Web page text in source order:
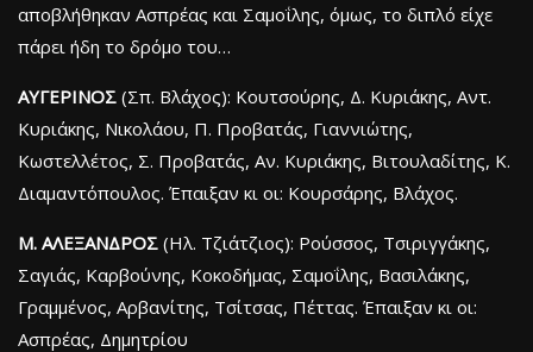
αποβλήθηκαν Ασπρέας και Σαμοΐλης, όμως, το διπλό είχε
πάρει ήδη το δρόμο του…
ΑΥΓΕΡΙΝΟΣ (Σπ. Βλάχος): Κουτσούρης, Δ. Κυριάκης, Αντ.
Κυριάκης, Νικολάου, Π. Προβατάς, Γιαννιώτης,
Κωστελλέτος, Σ. Προβατάς, Αν. Κυριάκης, Βιτουλαδίτης, Κ.
Διαμαντόπουλος. Έπαιξαν κι οι: Κουρσάρης, Βλάχος.
M. AΛΕΞΑΝΔΡΟΣ (Ηλ. Τζιάτζιος): Ρούσσος, Τσιριγγάκης,
Σαγιάς, Καρβούνης, Κοκοδήμας, Σαμοΐλης, Βασιλάκης,
Γραμμένος, Αρβανίτης, Τσίτσας, Πέττας. Έπαιξαν κι οι:
Ασπρέας, Δημητρίου